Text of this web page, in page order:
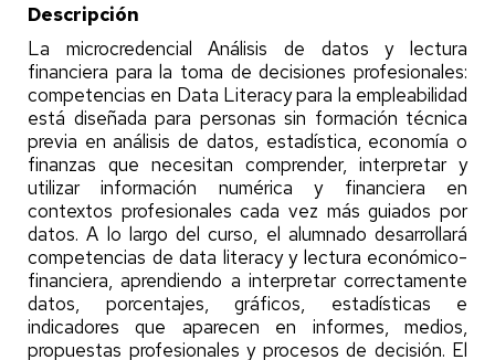
Descripción
La microcredencial Análisis de datos y lectura
financiera para la toma de decisiones profesionales:
competencias en Data Literacy para la empleabilidad
está diseñada para personas sin formación técnica
previa en análisis de datos, estadística, economía o
finanzas que necesitan comprender, interpretar y
utilizar información numérica y financiera en
contextos profesionales cada vez más guiados por
datos. A lo largo del curso, el alumnado desarrollará
competencias de data literacy y lectura económico-
financiera, aprendiendo a interpretar correctamente
datos, porcentajes, gráficos, estadísticas e
indicadores que aparecen en informes, medios,
propuestas profesionales y procesos de decisión. El